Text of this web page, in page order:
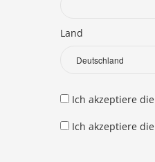
Land
Ich akzeptiere die
Ich akzeptiere die